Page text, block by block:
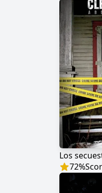
Los
72%